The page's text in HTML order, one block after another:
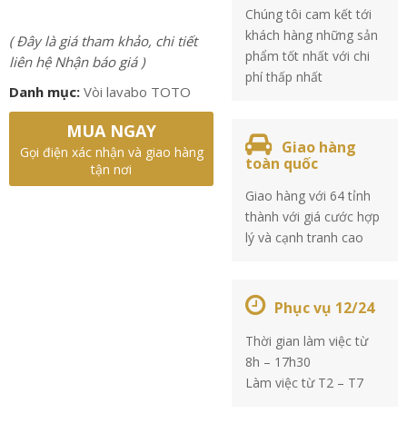
( Đây là giá tham khảo, chi tiết
liên hệ Nhận báo giá )
Danh mục: Vòi lavabo TOTO
MUA NGAY
Gọi điện xác nhận và giao hàng
tận nơi
Chúng tôi cam kết tới
khách hàng những sản
phẩm tốt nhất với chi
phí thấp nhất
Giao hàng
toàn quốc
Giao hàng với 64 tỉnh
thành với giá cước hợp
lý và cạnh tranh cao
Phục vụ 12/24
Thời gian làm việc từ
8h – 17h30
Làm việc từ T2 – T7